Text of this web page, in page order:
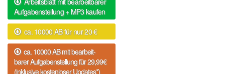
Aufgabenstellung + MP3 kaufen
ca. 10000 AB für nur 20 €
ca. 10000 AB mit bearbeit-
barer Aufgabenstellung für 29,99€
(inklusive kostenloser Updates*)